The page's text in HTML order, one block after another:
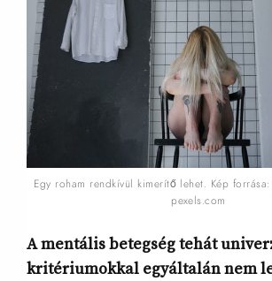
Egy roham rendkívül kimerítő lehet. Kép forrása:
pexels.com
A mentális betegség tehát
kritériumokkal egyáltalán nem